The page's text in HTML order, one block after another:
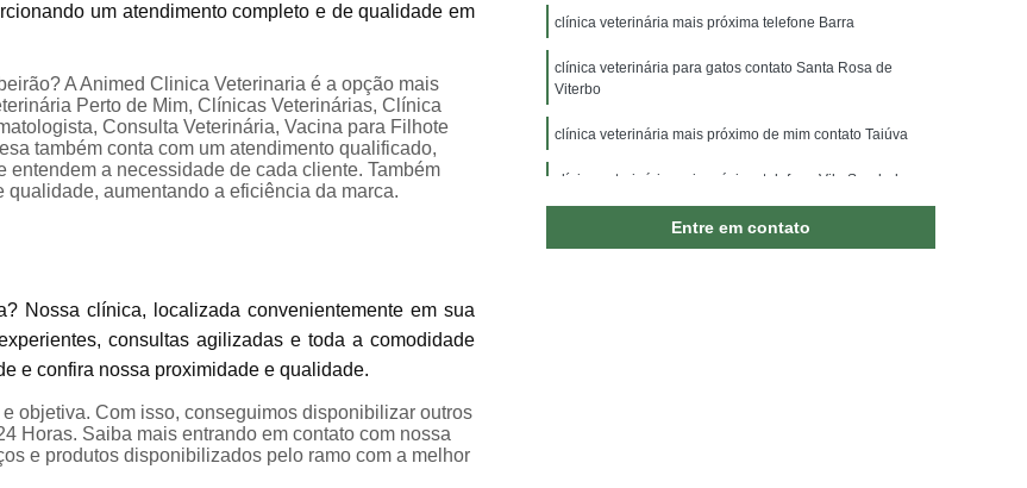
Internação para Animais de Estimação
Internação para Animais Jardim Irajá
Internação para Cachorros
Internação para Cães
Internação para Cães e Gatos
Internação para Gato
Internação para Pet
Internação Veterinária 24 Horas
Vacina Antirrábica Animal
Vacina Fiv Felv
Vacina Importada para Cachorro
Vacina para Animal
Vacina para Animal Sumaré
Vacina V10 Importada para Cachorro
Vacinas Essenciais para Cães
um atendimento completo e de qualidade em
A Animed Clinica Veterinaria é a opção mais
Perto de Mim, Clínicas Veterinárias, Clínica
Consulta Veterinária, Vacina para Filhote
também conta com um atendimento qualificado,
a necessidade de cada cliente. Também
aumentando a eficiência da marca.
Nossa clínica, localizada convenientemente em sua
consultas agilizadas e toda a comodidade
e confira nossa proximidade e qualidade.
objetiva. Com isso, conseguimos disponibilizar outros
Horas. Saiba mais entrando em contato com nossa
e produtos disponibilizados pelo ramo com a melhor
clínica veterinária mais próxima telefone Barra
clínica veterinária para gatos contato Santa Rosa de
Viterbo
clínica veterinária mais próximo de mim contato Taiúva
clínica veterinária mais próxima telefone Vila Saudade
Entre em contato